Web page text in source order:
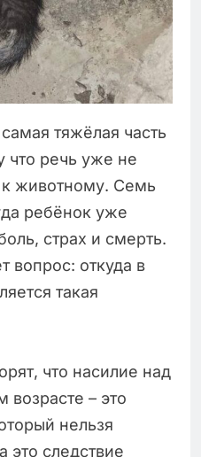
тяжёлая часть
что речь уже не
к животному. Семь
ребёнок уже
страх и смерть.
вопрос: откуда в
такая
что насилие над
– это
нельзя
это следствие